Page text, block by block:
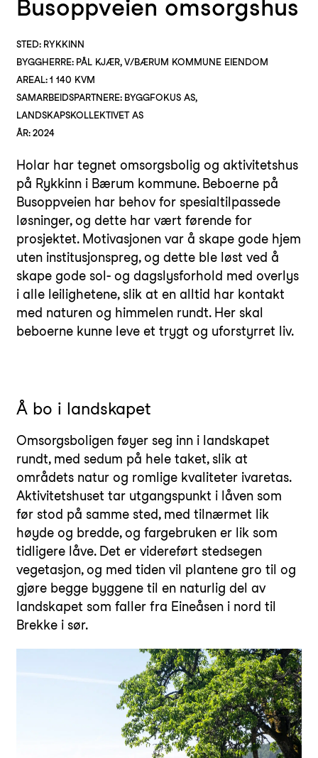
Busoppveien omsorgshus
STED: RYKKINN
BYGGHERRE: PÅL KJÆR, V/BÆRUM KOMMUNE EIENDOM
AREAL: 1 140 KVM
SAMARBEIDSPARTNERE: BYGGFOKUS AS,
LANDSKAPSKOLLEKTIVET AS
ÅR: 2024
Holar har tegnet omsorgsbolig og aktivitetshus
på Rykkinn i Bærum kommune. Beboerne på
Busoppveien har behov for spesialtilpassede
løsninger, og dette har vært førende for
prosjektet. Motivasjonen var å skape gode hjem
uten institusjonspreg, og dette ble løst ved å
skape gode sol- og dagslysforhold med overlys
i alle leilighetene, slik at en alltid har kontakt
med naturen og himmelen rundt. Her skal
beboerne kunne leve et trygt og uforstyrret liv.
Å bo i landskapet
Omsorgsboligen føyer seg inn i landskapet
rundt, med sedum på hele taket, slik at
områdets natur og romlige kvaliteter ivaretas.
Aktivitetshuset tar utgangspunkt i låven som
før stod på samme sted, med tilnærmet lik
høyde og bredde, og fargebruken er lik som
tidligere låve. Det er videreført stedsegen
vegetasjon, og med tiden vil plantene gro til og
gjøre begge byggene til en naturlig del av
landskapet som faller fra Eineåsen i nord til
Brekke i sør.